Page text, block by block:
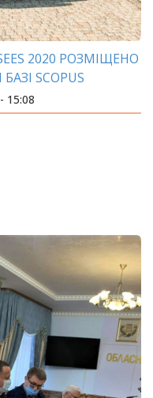
2020 РОЗМІЩЕНО
SCOPUS
15:08